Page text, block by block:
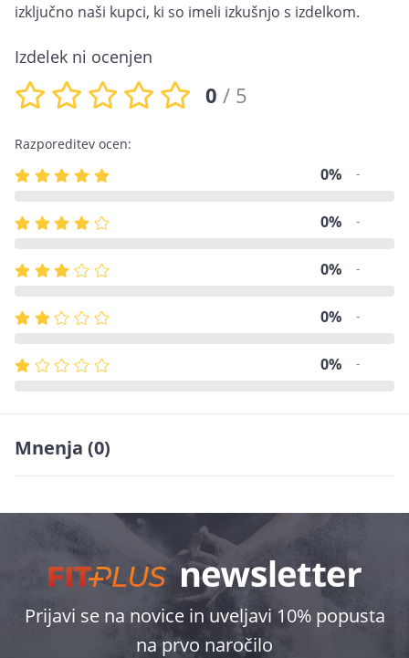
izključno naši kupci, ki so imeli izkušnjo s izdelkom.
Izdelek ni ocenjen
0 / 5
Razporeditev ocen:
0% -
0% -
0% -
0% -
0% -
Mnenja (0)
Prijavi se na novice in uveljavi 10% popusta
na prvo naročilo